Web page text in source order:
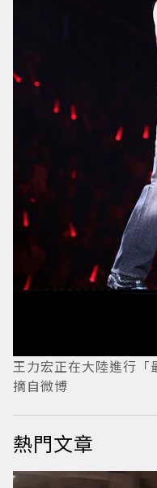
王力宏正在大陸進行「
摘自微博
熱門文章